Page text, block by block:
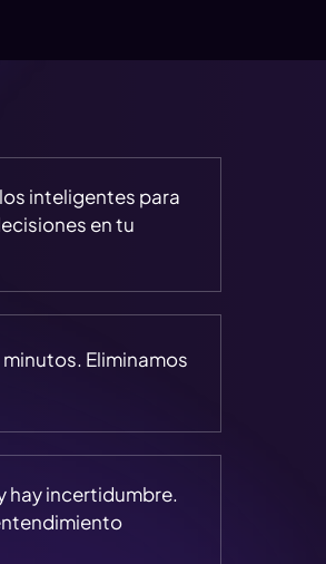
inteligentes para
en tu
Eliminamos
hay incertidumbre.